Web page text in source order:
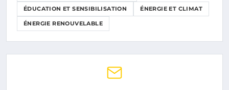
ÉDUCATION ET SENSIBILISATION ÉNERGIE ET CLIMAT
ÉNERGIE RENOUVELABLE